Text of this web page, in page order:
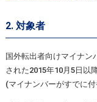
2. 対象者
国外転出者向けマイナン
された2015年10月5日以
(マイナンバーがすでに付